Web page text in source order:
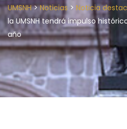
UMSNH>Noticias > Noticia
la UMSNH tendrá impulso
año